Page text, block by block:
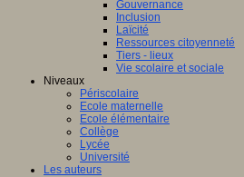
Gouvernance
Inclusion
Laïcité
Ressources citoyenneté
Tiers - lieux
Vie scolaire et sociale
Niveaux
Périscolaire
Ecole maternelle
Ecole élémentaire
Collège
Lycée
Université
Les auteurs